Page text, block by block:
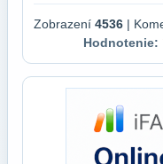
Zobrazení 4536 |
Hodnotenie: